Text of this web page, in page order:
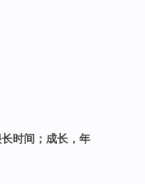
时间；成长，年